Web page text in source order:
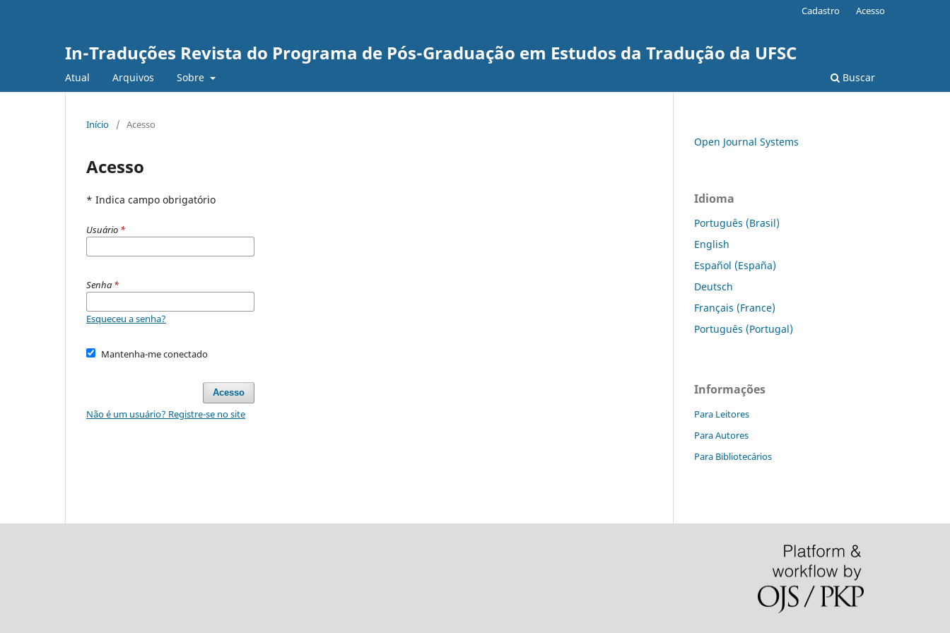
In-Traduções Revista do Programa de Pós-Graduação em Estudos da Tradução da UFSC
Atual Arquivos Sobre Buscar
Cadastro Acesso
Início / Acesso
Acesso
* Indica campo obrigatório
Usuário *
Senha *
Esqueceu a senha?
Mantenha-me conectado
Acesso
Não é um usuário? Registre-se no site
Open Journal Systems
Idioma
Português (Brasil)
English
Español (España)
Deutsch
Français (France)
Português (Portugal)
Informações
Para Leitores
Para Autores
Para Bibliotecários